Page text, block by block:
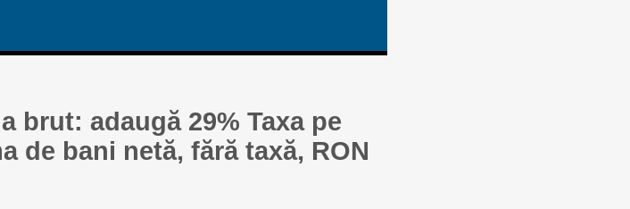
brut: adaugă 29% Taxa pe
de bani netă, fără taxă, RON